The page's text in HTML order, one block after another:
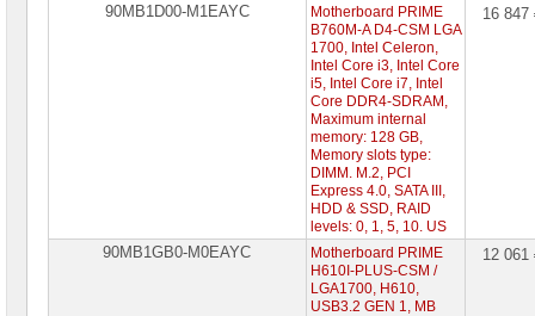
90MB1D00-M1EAYC
Motherboard PRIME
B760M-A D4-CSM LGA
1700, Intel Celeron,
Intel Core i3, Intel Core
i5, Intel Core i7, Intel
Core DDR4-SDRAM,
Maximum internal
memory: 128 GB,
Memory slots type:
DIMM. M.2, PCI
Express 4.0, SATA III,
HDD & SSD, RAID
levels: 0, 1, 5, 10. US
16
90MB1GB0-M0EAYC
Motherboard PRIME
H610I-PLUS-CSM /
LGA1700, H610,
USB3.2 GEN 1, MB
12